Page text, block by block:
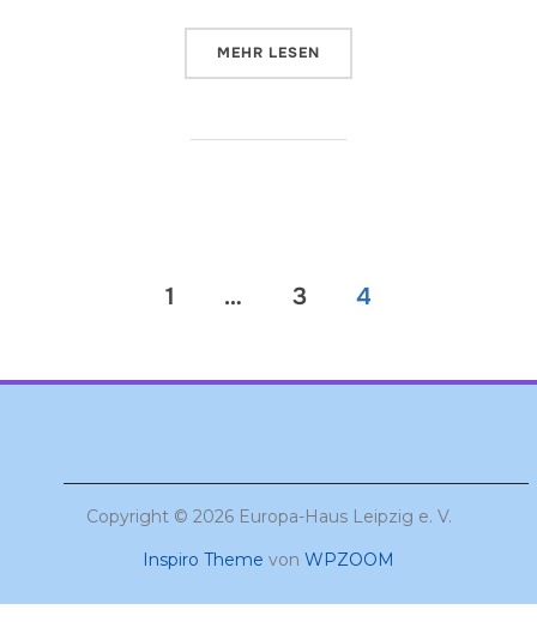
MEHR ÜBER „ARBEITSPLATZ EUROPA
LESEN
Seitennummerierung
Beiträge
1 … 3 4
Copyright © 2026 Europa-Haus Leipzig e. V.
Inspiro Theme von WPZOOM